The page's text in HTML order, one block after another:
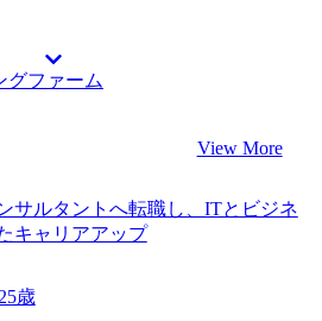
グファーム
View More
サルタントへ転職し、ITとビジネ
キャリアアップ
25歳